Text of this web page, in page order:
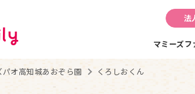
法
マミーズフ
パオ高知城あおぞら園 くろしおくん